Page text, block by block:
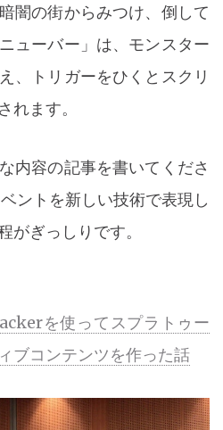
闇の街からみつけ、倒して
ューバー」は、モンスター
、トリガーをひくとスクリ
れます。
内容の記事を書いてくださ
ントを新しい技術で表現し
がぎっしりです。
を使ってスプラトゥー
ブコンテンツを作った話